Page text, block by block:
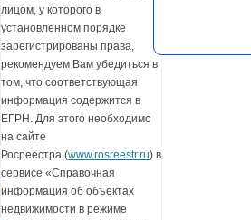
лицом, у которого в
установленном порядке
зарегистрированы права,
рекомендуем Вам убедиться в
том, что соответствующая
информация содержится в
ЕГРН. Для этого необходимо
на сайте
Росреестра (www.rosreestr.ru) в
сервисе «Справочная
информация об объектах
недвижимости в режиме